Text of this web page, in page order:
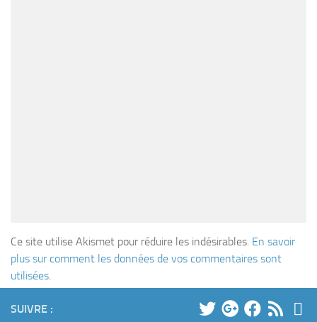
Ce site utilise Akismet pour réduire les indésirables. En savoir
plus sur comment les données de vos commentaires sont
utilisées
SUIVRE :